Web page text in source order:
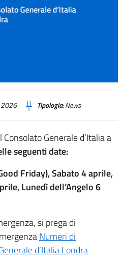
Tipologia:News
Generale d’Italia a
seguenti date:
Friday), Sabato 4 aprile,
Lunedì dell’Angelo 6
si prega di
Numeri di
d’Italia Londra